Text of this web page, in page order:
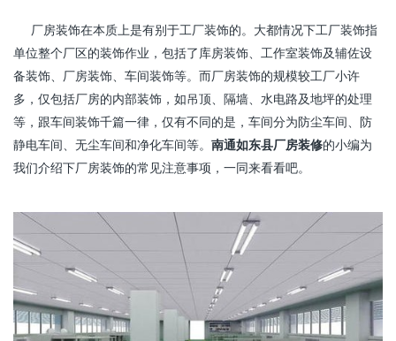
厂房装饰在本质上是有别于工厂装饰的。大都情况下工厂装饰指
单位整个厂区的装饰作业，包括了库房装饰、工作室装饰及辅佐设
备装饰、厂房装饰、车间装饰等。而厂房装饰的规模较工厂小许
多，仅包括厂房的内部装饰，如吊顶、隔墙、水电路及地坪的处理
等，跟车间装饰千篇一律，仅有不同的是，车间分为防尘车间、防
静电车间、无尘车间和净化车间等。 南通如东县厂房装修的小编为
我们介绍下厂房装饰的常见注意事项，一同来看看吧。